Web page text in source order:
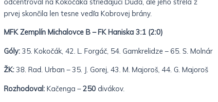
prvej skončila len tesne vedľa Kobrovej brány.
MFK Zemplín Michalovce B – FK Haniska 3:1 (2:0)
Góly: 35. Kokočák, 42. L. Forgáč, 54. Gamkrelidze – 65. S. Molnár
ŽK: 38. Rad. Urban – 35. J. Gorej, 43. M. Majoroš, 44. G. Majoroš
Rozhodoval: Kačenga –250 divákov.